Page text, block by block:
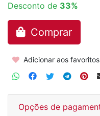
Desconto de 33%
Comprar
Adicionar aos favoritos
Opções de